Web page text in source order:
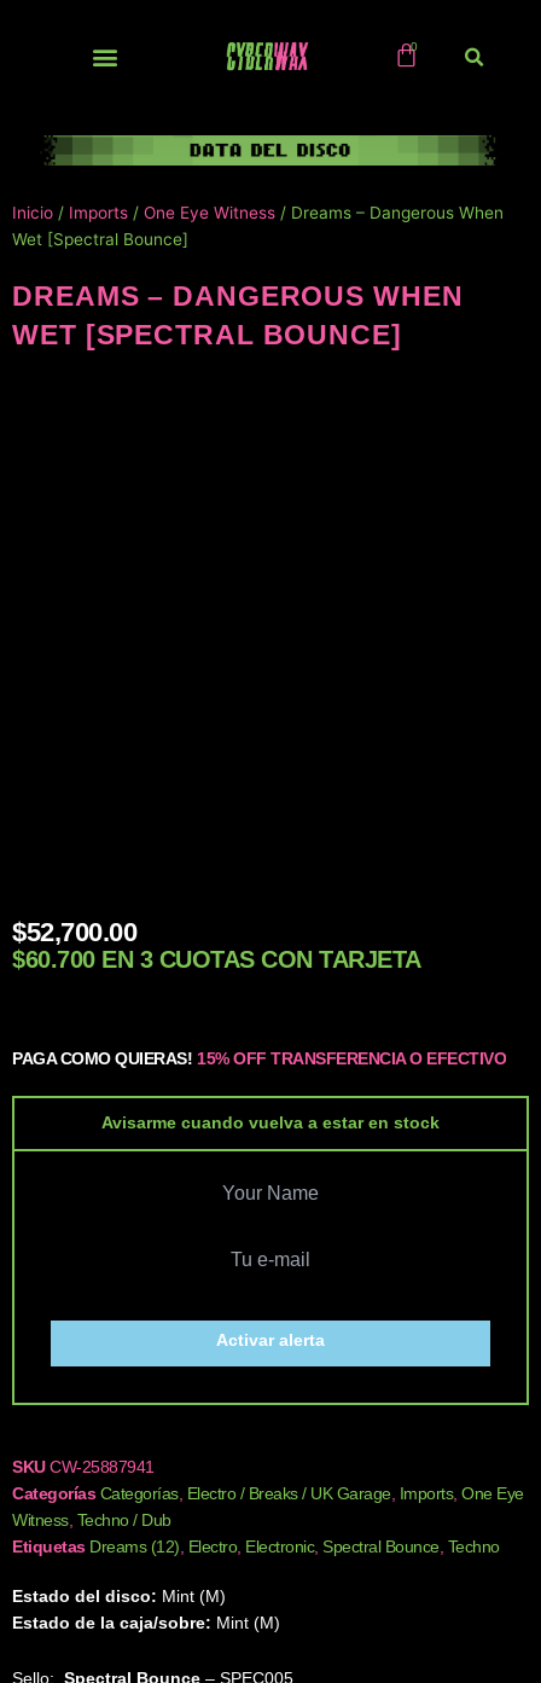
Inicio / Imports / One Eye Witness / Dreams – Dangerous When
Wet [Spectral Bounce]
DREAMS – DANGEROUS WHEN
WET [SPECTRAL BOUNCE]
$52,700.00
$60.700 EN 3 CUOTAS CON TARJETA
PAGA COMO QUIERAS! 15% OFF TRANSFERENCIA O EFECTIVO
Avisarme cuando vuelva a estar en stock
Activar alerta
SKUCW-25887941
Categorías Categorías, Electro / Breaks / UK Garage, Imports, One Eye
Witness, Techno / Dub
Etiquetas Dreams (12), Electro, Electronic, Spectral Bounce, Techno
Estado del disco: Mint (M)
Estado de la caja/sobre: Mint (M)
Sello: Spectral Bounce ‎– SPEC005